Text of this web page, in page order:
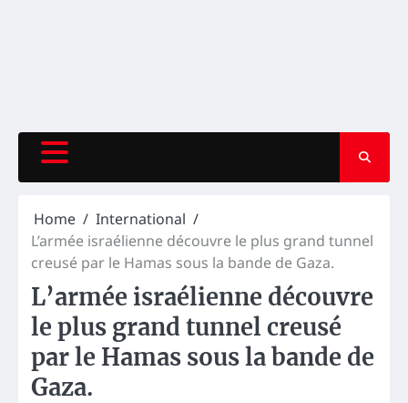
Home
International
L’armée israélienne découvre le plus grand tunnel
creusé par le Hamas sous la bande de Gaza.
L’armée israélienne découvre
le plus grand tunnel creusé
par le Hamas sous la bande de
Gaza.